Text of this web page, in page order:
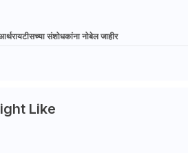
संशोधकांना नोबेल जाहीर
Like